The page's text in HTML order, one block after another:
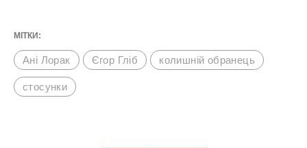
МІТКИ:
Ані Лорак Єгор Гліб колишній обранець
стосунки